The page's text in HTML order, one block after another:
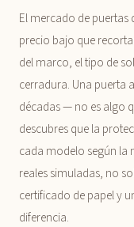
El mercado de puertas
precio bajo que
del marco, el tipo de
cerradura. Una puerta
décadas — no es algo
descubres que la
cada modelo según la
reales simuladas, no
certificado de papel y
diferencia.